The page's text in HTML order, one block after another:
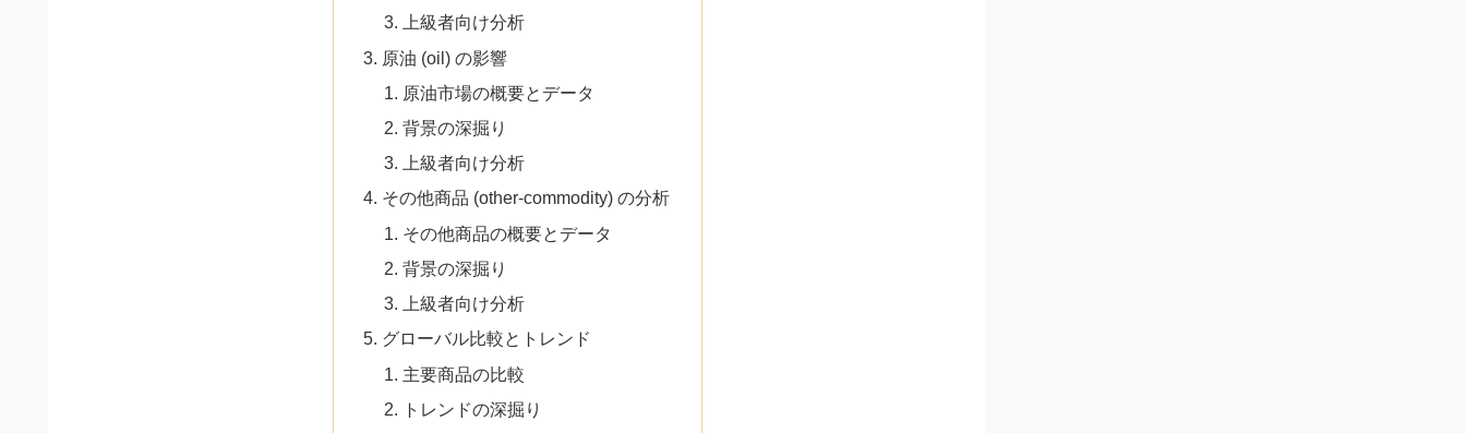
上級者向け分析
原油 (oil) の影響
原油市場の概要とデータ
背景の深掘り
上級者向け分析
その他商品 (other-commodity) の分析
その他商品の概要とデータ
背景の深掘り
上級者向け分析
グローバル比較とトレンド
主要商品の比較
トレンドの深掘り